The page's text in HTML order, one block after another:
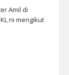
Amil di
ni mengikut